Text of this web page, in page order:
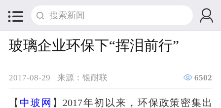
 
玻璃企业环保下“挥泪前行”
2017-08-29 来源：银耐联  6502
【 中玻网 】2017年初以来，环保政策密集出